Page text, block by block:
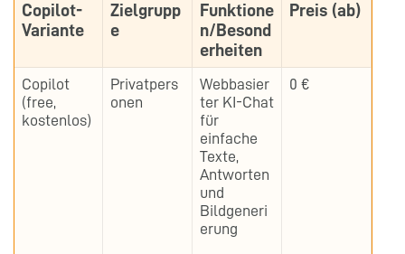
Copilot-
Variante
Zielgrupp
e
Funktione
n/Besond
erheiten
Preis (ab)
Copilot
(free,
kostenlos)
Privatpers
onen
Webbasier
ter KI-Chat
für
einfache
Texte,
Antworten
und
Bildgeneri
erung
0 €